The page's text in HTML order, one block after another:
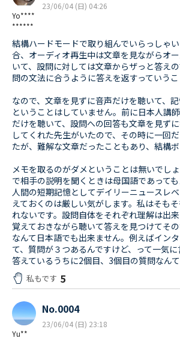
Yo****
******
23/06/04 (日) 04:26
結構ハードモードで取り組んでいらっしゃ
合、オーディオ再生中は文章を見ながらオ
いて、設問に対しては文章からザっと答え
問の文法に合うように答えを返すっていうこ
なので、文章を見ずに音声だけを聴いて、
ということはしていません。前に日本人講
だけを聴いて、設問への回答も文章を見ず
してくれた先生がいたので、その時に一回
たが、難解な文章だったこともあり、結構ボ
メモを取るのがダメということは無いでし
で相手の説明を聞くときは母国語であっても
人間の短期記憶としてデイリーニュースレ
えておくのは厳しい気がします。私はそも
れないです。設問自体をそれぞれ理解は出
覚えておきながら聴いて答えを見つけてその
なんて日本語でも出来ません。例えばイン
て、質問が３つあるんですけど、って一気
答えているうちに2個目、3個目の質問なんて
私もです 5
Yu**
No.0004
23/06/04 (日) 23:18